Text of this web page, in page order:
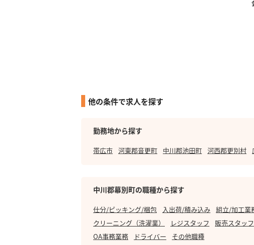
他の条件で求人を探す
勤務地から探す
帯広市 河東郡音更町 中川郡池田町 河西郡更別村
中川郡幕別町の職種から探す
仕分/ピッキング/梱包 入出荷/積み込み 組立/加工業
クリーニング（洗濯業）
レジスタッフ 販売スタッフ
OA事務業務
ドライバー その他職種